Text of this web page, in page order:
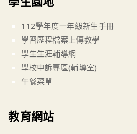
112學年度一年級新生手冊
學習歷程檔案上傳教學
學生生涯輔導網
學校申訴專區(輔導室)
午餐菜單
教育網站